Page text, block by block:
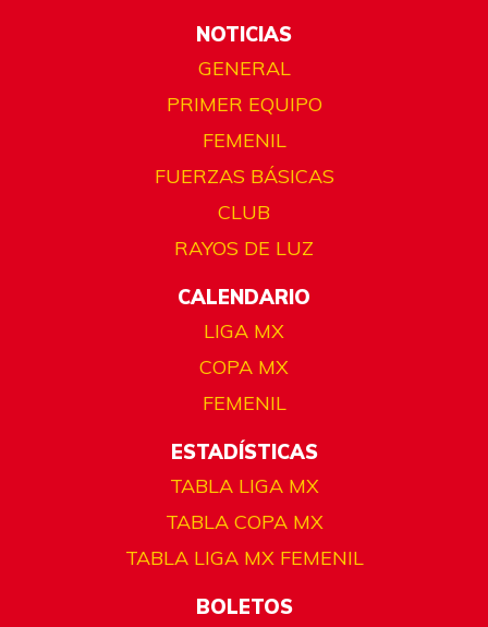
NOTICIAS
GENERAL
PRIMER EQUIPO
FEMENIL
FUERZAS BÁSICAS
CLUB
RAYOS DE LUZ
CALENDARIO
LIGA MX
COPA MX
FEMENIL
ESTADÍSTICAS
TABLA LIGA MX
TABLA COPA MX
TABLA LIGA MX FEMENIL
BOLETOS